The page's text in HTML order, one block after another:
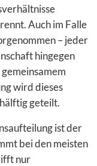
Auch im Falle
– jeder
hingegen
wird dieses
geteilt.
ist der
bei den meisten
nur